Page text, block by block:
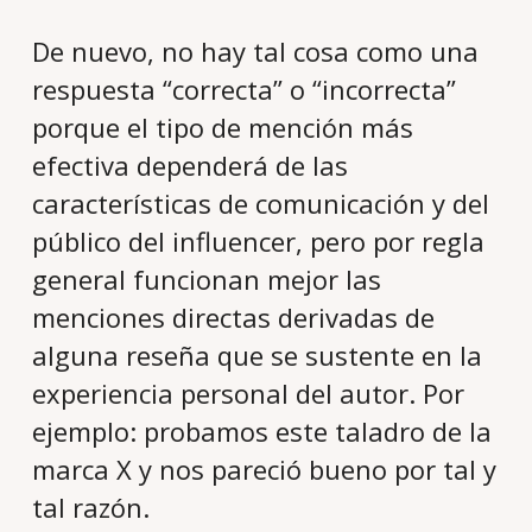
De nuevo, no hay tal cosa como una
respuesta “correcta” o “incorrecta”
porque el tipo de mención más
efectiva dependerá de las
características de comunicación y del
público del influencer, pero por regla
general funcionan mejor las
menciones directas derivadas de
alguna reseña que se sustente en la
experiencia personal del autor. Por
ejemplo: probamos este taladro de la
marca X y nos pareció bueno por tal y
tal razón.